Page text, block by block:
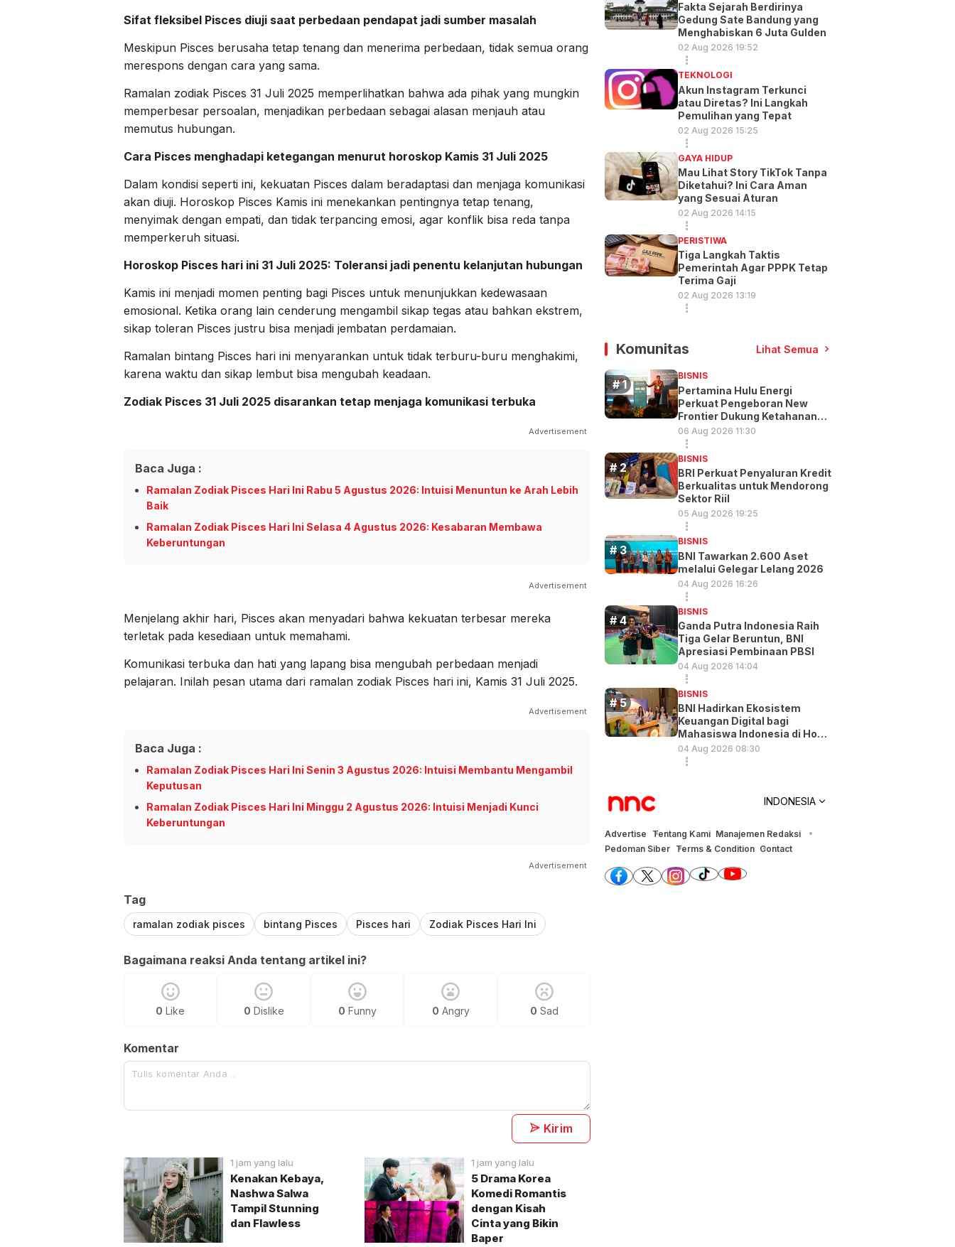
Sifat fleksibel Pisces diuji saat perbedaan pendapat jadi sumber masalah
Meskipun Pisces berusaha tetap tenang dan menerima perbedaan, tidak semua orang
merespons dengan cara yang sama.
Ramalan zodiak Pisces 31 Juli 2025 memperlihatkan bahwa ada pihak yang mungkin
memperbesar persoalan, menjadikan perbedaan sebagai alasan menjauh atau
memutus hubungan.
Cara Pisces menghadapi ketegangan menurut horoskop Kamis 31 Juli 2025
Dalam kondisi seperti ini, kekuatan Pisces dalam beradaptasi dan menjaga komunikasi
akan diuji. Horoskop Pisces Kamis ini menekankan pentingnya tetap tenang,
menyimak dengan empati, dan tidak terpancing emosi, agar konflik bisa reda tanpa
memperkeruh situasi.
Horoskop Pisces hari ini 31 Juli 2025: Toleransi jadi penentu kelanjutan hubungan
Kamis ini menjadi momen penting bagi Pisces untuk menunjukkan kedewasaan
emosional. Ketika orang lain cenderung mengambil sikap tegas atau bahkan ekstrem,
sikap toleran Pisces justru bisa menjadi jembatan perdamaian.
Ramalan bintang Pisces hari ini menyarankan untuk tidak terburu-buru menghakimi,
karena waktu dan sikap lembut bisa mengubah keadaan.
Zodiak Pisces 31 Juli 2025 disarankan tetap menjaga komunikasi terbuka
Advertisement
Baca Juga :
Ramalan Zodiak Pisces Hari Ini Rabu 5 Agustus 2026: Intuisi Menuntun ke Arah Lebih
Baik
Ramalan Zodiak Pisces Hari Ini Selasa 4 Agustus 2026: Kesabaran Membawa
Keberuntungan
Advertisement
Menjelang akhir hari, Pisces akan menyadari bahwa kekuatan terbesar mereka
terletak pada kesediaan untuk memahami.
Komunikasi terbuka dan hati yang lapang bisa mengubah perbedaan menjadi
pelajaran. Inilah pesan utama dari ramalan zodiak Pisces hari ini, Kamis 31 Juli 2025.
Advertisement
Baca Juga :
Ramalan Zodiak Pisces Hari Ini Senin 3 Agustus 2026: Intuisi Membantu Mengambil
Keputusan
Ramalan Zodiak Pisces Hari Ini Minggu 2 Agustus 2026: Intuisi Menjadi Kunci
Keberuntungan
Advertisement
Tag
ramalan zodiak pisces bintang Pisces Pisces hari Zodiak Pisces Hari Ini
Bagaimana reaksi Anda tentang artikel ini?
0 Like 0 Dislike 0 Funny 0 Angry 0 Sad
Komentar
Kirim
1 jam yang lalu
Kenakan Kebaya,
Nashwa Salwa
Tampil Stunning
dan Flawless
1 jam yang lalu
5 Drama Korea
Komedi Romantis
dengan Kisah
Cinta yang Bikin
Baper
Fakta Sejarah Berdirinya
Gedung Sate Bandung yang
Menghabiskan 6 Juta Gulden
02 Aug 2026 19:52
TEKNOLOGI
Akun Instagram Terkunci
atau Diretas? Ini Langkah
Pemulihan yang Tepat
02 Aug 2026 15:25
GAYA HIDUP
Mau Lihat Story TikTok Tanpa
Diketahui? Ini Cara Aman
yang Sesuai Aturan
02 Aug 2026 14:15
PERISTIWA
Tiga Langkah Taktis
Pemerintah Agar PPPK Tetap
Terima Gaji
02 Aug 2026 13:19
Komunitas Lihat Semua
BISNIS
Pertamina Hulu Energi
Perkuat Pengeboran New
Frontier Dukung Ketahanan
Energi
06 Aug 2026 11:30
BISNIS
BRI Perkuat Penyaluran Kredit
Berkualitas untuk Mendorong
Sektor Riil
05 Aug 2026 19:25
BISNIS
BNI Tawarkan 2.600 Aset
melalui Gelegar Lelang 2026
04 Aug 2026 16:26
BISNIS
Ganda Putra Indonesia Raih
Tiga Gelar Beruntun, BNI
Apresiasi Pembinaan PBSI
04 Aug 2026 14:04
BISNIS
BNI Hadirkan Ekosistem
Keuangan Digital bagi
Mahasiswa Indonesia di Hong
Kong
04 Aug 2026 08:30
INDONESIA
Advertise Tentang Kami Manajemen Redaksi
Pedoman Siber Terms & Condition Contact